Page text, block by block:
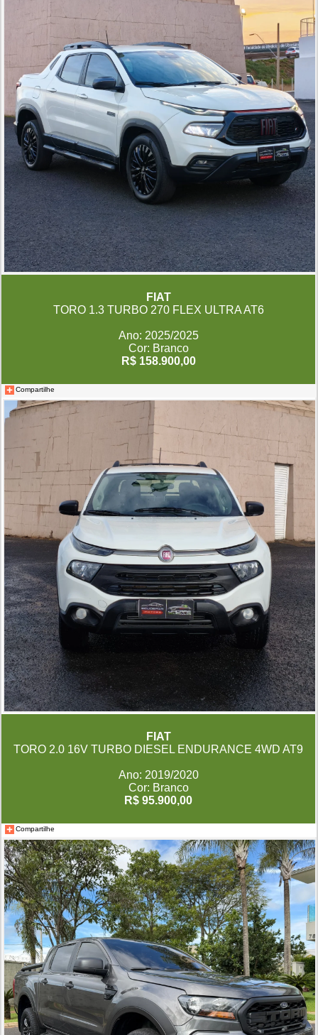
FIAT
TORO 1.3 TURBO 270 FLEX ULTRA AT6
Ano: 2025/2025
Cor: Branco
R$ 158.900,00
Compartilhe
FIAT
TORO 2.0 16V TURBO DIESEL ENDURANCE 4WD AT9
Ano: 2019/2020
Cor: Branco
R$ 95.900,00
Compartilhe